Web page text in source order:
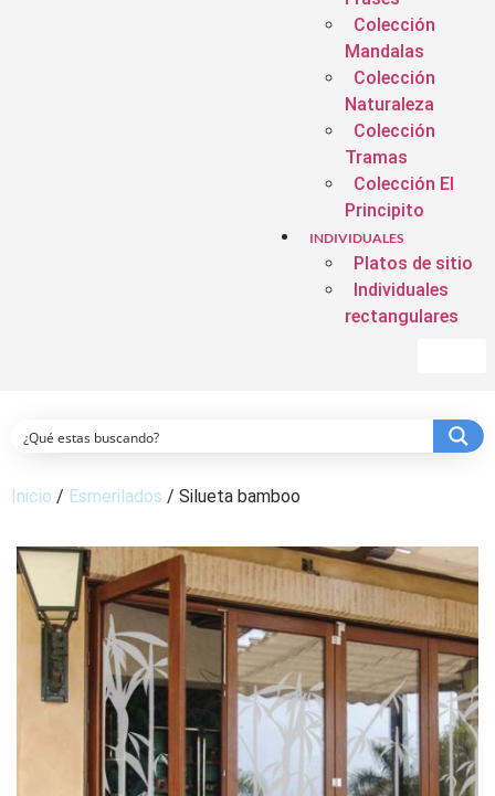
Colección
Mandalas
Colección
Naturaleza
Colección
Tramas
Colección El
Principito
INDIVIDUALES
Platos de sitio
Individuales
rectangulares
Inicio / Esmerilados / Silueta bamboo